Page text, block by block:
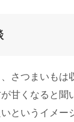
さつまいもは
甘くなると聞
というイメー